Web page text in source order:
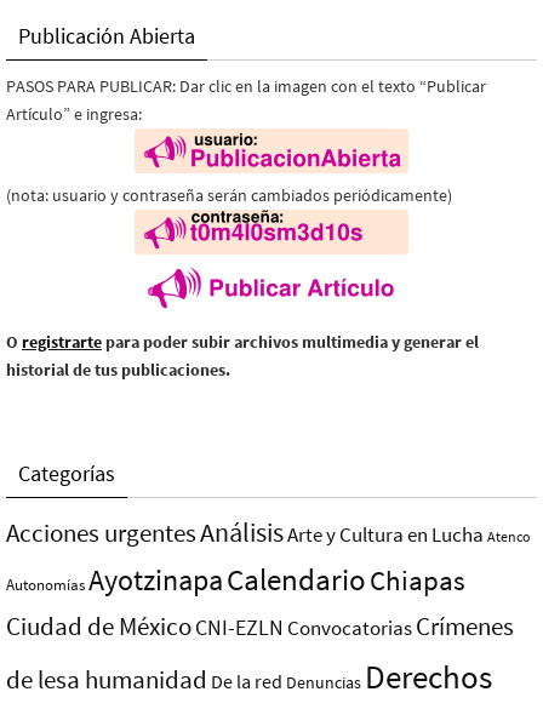
Publicación Abierta
PASOS PARA PUBLICAR: Dar clic en la imagen con el texto “Publicar
Artículo” e ingresa:
(nota: usuario y contraseña serán cambiados periódicamente)
O registrarte para poder subir archivos multimedia y generar el
historial de tus publicaciones.
Categorías
Acciones urgentesAnálisisArte y Cultura en Lucha Atenco
AutonomíasAyotzinapaCalendarioChiapas
Ciudad de MéxicoCNI-EZLN ConvocatoriasCrímenes
de lesa humanidad De la red Denuncias Derechos